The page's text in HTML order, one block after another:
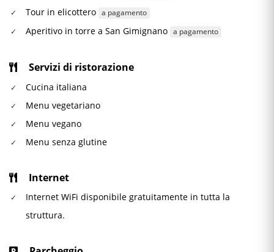
Tour in elicottero a pagamento
Aperitivo in torre a San Gimignano a pagamento
Servizi di ristorazione
Cucina italiana
Menu vegetariano
Menu vegano
Menu senza glutine
Internet
Internet WiFi disponibile gratuitamente in tutta la
struttura.